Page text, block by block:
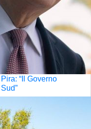
“Il Governo